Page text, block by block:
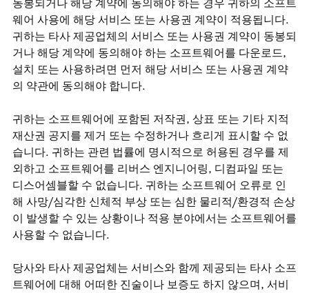
동봉되거나 해당 계약에 동의해야 하는 경우 귀하의 소프트
웨어 사용에 해당 서비스 또는 사용권 계약이 적용됩니다.
귀하는 타사 제공업체의 서비스 또는 사용권 계약이 동봉되
거나 해당 계약에 동의해야 하는 소프트웨어를 다운로드,
설치 또는 사용하려면 먼저 해당 서비스 또는 사용권 계약
의 약관에 동의해야 합니다.
귀하는 소프트웨어에 포함된 저작권, 상표 또는 기타 지적
재산권 공지를 제거 또는 수정하거나 흐리게 표시할 수 없
습니다. 귀하는 관련 법률에 명시적으로 허용된 경우를 제
외하고 소프트웨어를 리버스 엔지니어링, 디컴파일 또는
디스어셈블할 수 없습니다. 귀하는 소프트웨어 오류로 인
해 사망/심각한 신체적 부상 또는 심한 물리적/환경적 손상
이 발생할 수 있는 상황이나 적용 분야에서는 소프트웨어를
사용할 수 없습니다.
당사와 타사 제공업체는 서비스와 함께 제공되는 타사 소프
트웨어에 대해 어떠한 진술이나 보증도 하지 않으며, 서비